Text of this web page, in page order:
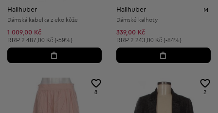
Hallhuber
Dámská kabelka z eko kůže
1 009,00 Kč
Doporučená cena:
RRP 2 487,00 Kč (-59%)
Hallhuber M
Dámské kalhoty
339,00 Kč
Doporučená cena:
RRP 2 243,00 Kč (-84%)
8 2